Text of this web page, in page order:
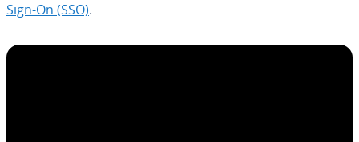
Sign-On (SSO).